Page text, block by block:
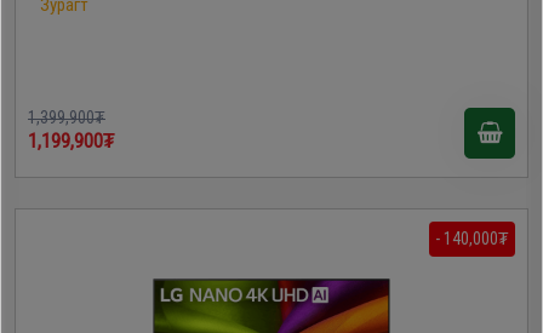
Зурагт
1,399,900₮
1,199,900₮
- 140,000₮